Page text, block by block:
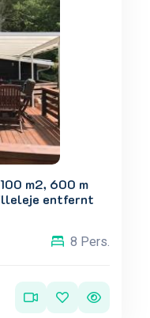
m2, 600 m
entfernt
8 Pers.